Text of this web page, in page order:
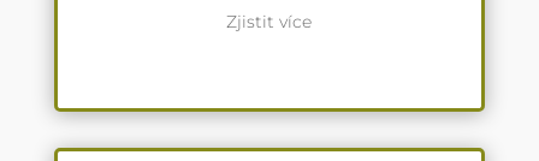
Zjistit více